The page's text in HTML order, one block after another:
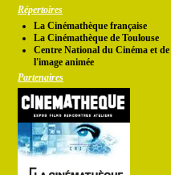
Répertoires
La Cinémathèque française
La Cinémathèque de Toulouse
Centre National du Cinéma et de
l'image animée
Partenaires